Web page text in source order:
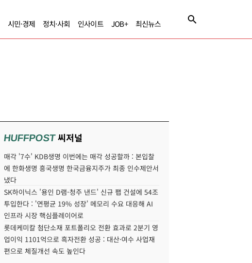
시민·경제 정치·사회 인사이트 JOB+ 최신뉴스
HUFFPOST씨저널
매각 '7수' KDB생명 이번에는 매각 성공할까 : 본입찰
에 한화생명 흥국생명 한국금융지주가 최종 인수제안서
냈다
SK하이닉스 '용인 D램-청주 낸드' 신규 팹 건설에 54조
투입한다 : '연평균 19% 성장' 메모리 수요 대응해 AI
인프라 시장 핵심플레이어로
롯데케미칼 첨단소재 포트폴리오 전환 효과로 2분기 영
업이익 1101억으로 흑자전환 성공 : 대산·여수 사업재
편으로 체질개선 속도 높인다